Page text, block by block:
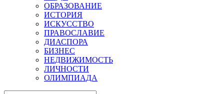
ОБРАЗОВАНИЕ
ИСТОРИЯ
ИСКУССТВО
ПРАВОСЛАВИЕ
ДИАСПОРА
БИЗНЕС
НЕДВИЖИМОСТЬ
ЛИЧНОСТИ
ОЛИМПИАДА